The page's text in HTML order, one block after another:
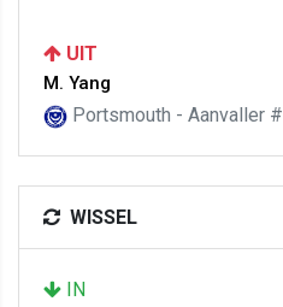
UIT
M. Yang
Portsmouth - Aanvaller #
WISSEL
IN